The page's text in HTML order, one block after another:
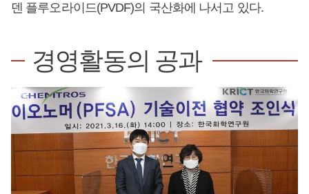
덴 플루오라이드(PVDF)의 국산화에 나서고 있다.
경영활동의 공과